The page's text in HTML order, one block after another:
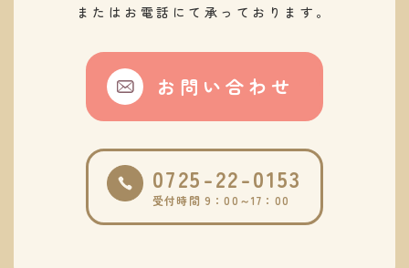
またはお電話にて承っております。
お問い合わせ
0725-22-0153
受付時間 9：00～17：00